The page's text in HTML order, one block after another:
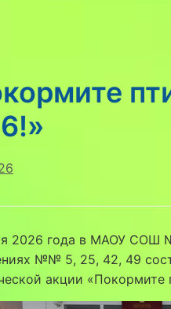
2026 года в МАОУ СОШ
№№ 5, 25, 42, 49
акции